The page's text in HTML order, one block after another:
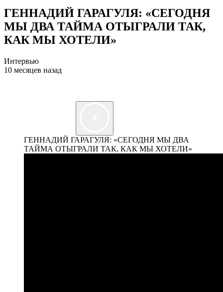
ГЕННАДИЙ ГАРАГУЛЯ: «СЕГОДНЯ
МЫ ДВА ТАЙМА ОТЫГРАЛИ ТАК,
КАК МЫ ХОТЕЛИ»
Интервью
10 месяцев назад
ГЕННАДИЙ ГАРАГУЛЯ: «СЕГОДНЯ МЫ ДВА
ТАЙМА ОТЫГРАЛИ ТАК, КАК МЫ ХОТЕЛИ»